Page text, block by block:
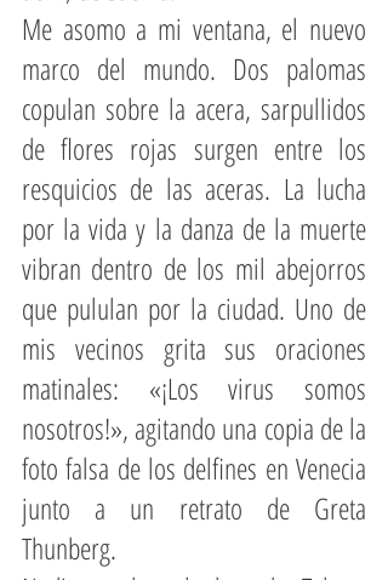
Me asomo a mi ventana, el nuevo
marco del mundo. Dos palomas
copulan sobre la acera, sarpullidos
de flores rojas surgen entre los
resquicios de las aceras. La lucha
por la vida y la danza de la muerte
vibran dentro de los mil abejorros
que pululan por la ciudad. Uno de
mis vecinos grita sus oraciones
matinales: «¡Los virus somos
nosotros!», agitando una copia de la
foto falsa de los delfines en Venecia
junto a un retrato de Greta
Thunberg.